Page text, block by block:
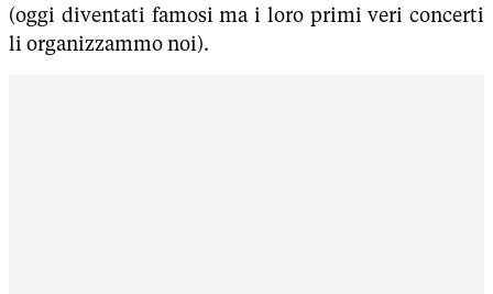
(oggi diventati famosi ma i loro primi veri concerti
li organizzammo noi).